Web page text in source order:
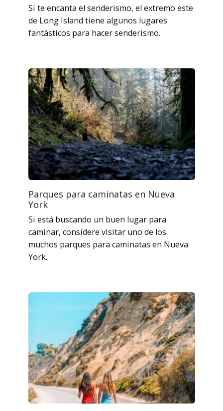
Si te encanta el senderismo, el extremo este
de Long Island tiene algunos lugares
fantásticos para hacer senderismo.
Parques para caminatas en Nueva
York
Si está buscando un buen lugar para
caminar, considere visitar uno de los
muchos parques para caminatas en Nueva
York.